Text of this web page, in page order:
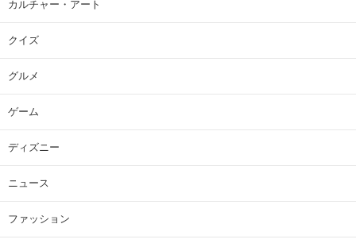
カルチャー・アート
クイズ
グルメ
ゲーム
ディズニー
ニュース
ファッション